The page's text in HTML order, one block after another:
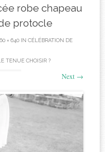
robe chapeau
protocle
× 640 IN CÉLÉBRATION DE
TENUE CHOISIR ?
Next →